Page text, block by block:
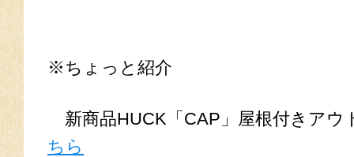
※ちょっと紹介
新商品HUCK「CAP」屋根付きア
ちら